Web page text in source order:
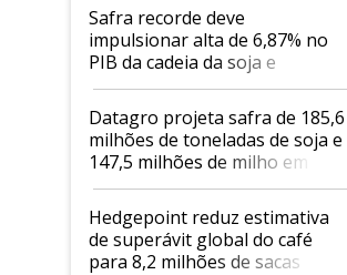
Safra recorde deve
impulsionar alta de 6,87% no
PIB da cadeia da soja e
biodiesel em 2026
Datagro projeta safra de 185,6
milhões de toneladas de soja e
147,5 milhões de milho em
2026/27
Hedgepoint reduz estimativa
de superávit global do café
para 8,2 milhões de sacas